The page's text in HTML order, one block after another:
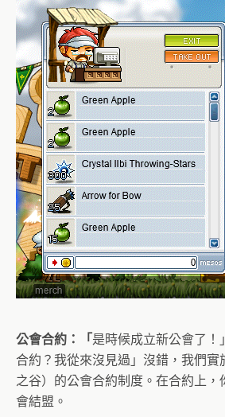
公會合約：「 是時候成立新公會了！
合約？我從來沒見過」沒錯，我們實
之谷）的公會合約制度。在合約上，
會結盟。